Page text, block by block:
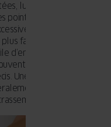
lubrifiez les parties
points de verrouillage.
de poussière et de
facile et plus souple.
d’entretien des ferrures,
vendu en flacon
Une lubrification par an,
à préserver un
de la mécanique.